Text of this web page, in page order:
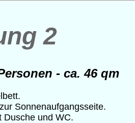
2
- ca. 46 qm
Sonnenaufgangsseite.
Dusche und WC.